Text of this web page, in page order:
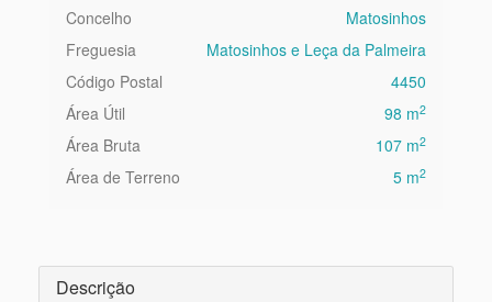
Concelho
Matosinhos
Freguesia
Matosinhos e Leça da Palmeira
Código Postal
4450
Área Útil
98 m2
Área Bruta 107 m2
Área de Terreno 5 m2
Descrição